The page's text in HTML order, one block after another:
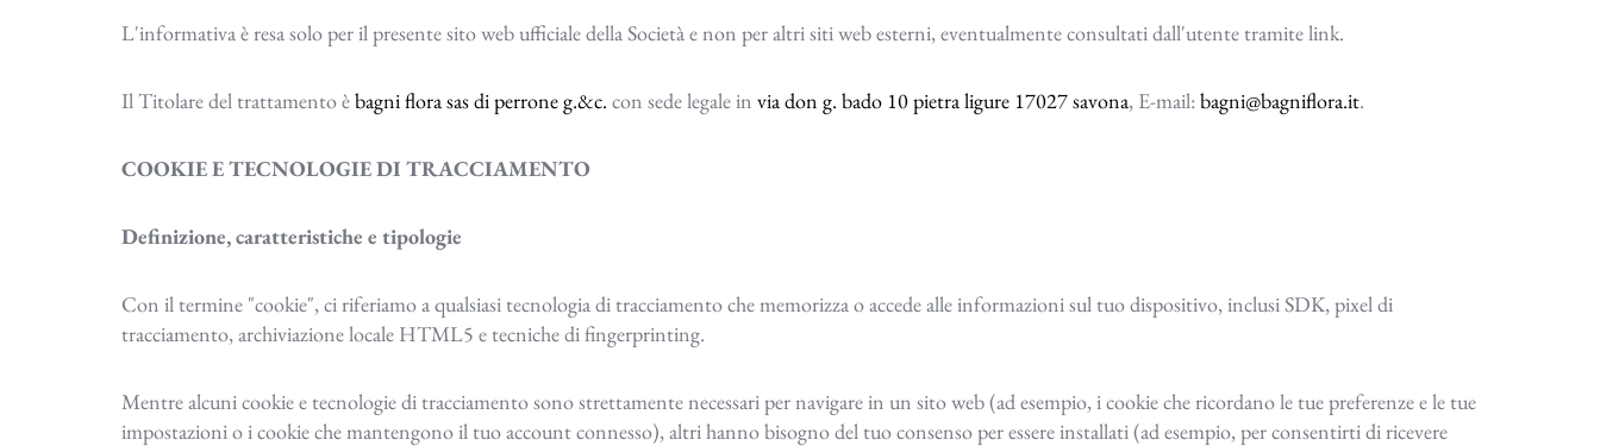
L'informativa è resa solo per il presente sito web ufficiale della Società e non per altri siti web esterni, eventualmente consultati dall'utente tramite link.
Il Titolare del trattamento èbagni flora sas di perrone g.&c. con sede legale in via don g. bado 10 pietra ligure 17027 savona, E-mail: bagni@bagniflora.it.
COOKIE E TECNOLOGIE DI TRACCIAMENTO
Definizione, caratteristiche e tipologie
Con il termine "cookie", ci riferiamo a qualsiasi tecnologia di tracciamento che memorizza o accede alle informazioni sul tuo dispositivo, inclusi SDK, pixel di
tracciamento, archiviazione locale HTML5 e tecniche di fingerprinting.
Mentre alcuni cookie e tecnologie di tracciamento sono strettamente necessari per navigare in un sito web (ad esempio, i cookie che ricordano le tue preferenze e le tue
impostazioni o i cookie che mantengono il tuo account connesso), altri hanno bisogno del tuo consenso per essere installati (ad esempio, per consentirti di ricevere